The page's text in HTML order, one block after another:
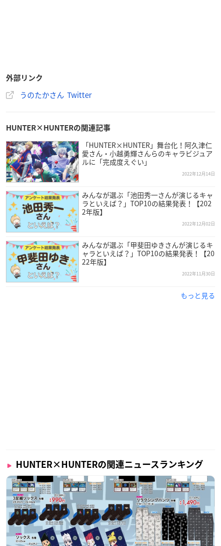
外部リンク
うのたかさん Twitter
HUNTER×HUNTERの関連記事
「HUNTER×HUNTER」舞台化！阿久津仁
愛さん・小越勇輝さんらのキャラビジュア
ルに「完成度えぐい」
2022年12月14日
みんなが選ぶ「池田秀一さんが演じるキャ
ラといえば？」TOP10の結果発表！【202
2年版】
2022年12月02日
みんなが選ぶ「甲斐田ゆきさんが演じるキ
ャラといえば？」TOP10の結果発表！【20
22年版】
2022年11月30日
もっと見る
HUNTER×HUNTERの関連ニュースランキング